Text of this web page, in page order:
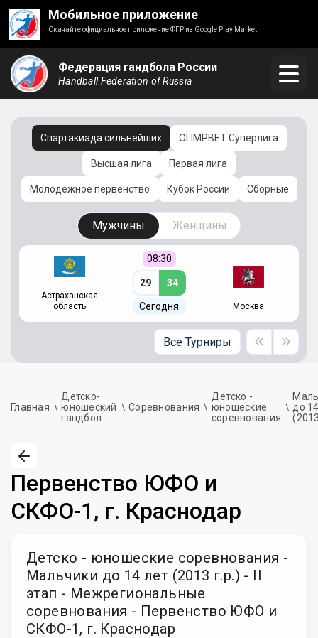
Мобильное приложение
Скачайте официальное приложение ФГР из Google Play Market
Федерация гандбола России
Handball Federation of Russia
Спартакиада сильнейших OLIMPBET Суперлига
Высшая лига Первая лига
Молодежное первенство Кубок России Сборные
Мужчины Женщины
Астраханская
область
08:30
29 34
Сегодня Москва
Все Турниры
Главная
Детско-
юношеский
гандбол
Соревнования
Детско -
юношеские
соревнования
до
Первенство ЮФО и
СКФО-1, г. Краснодар
Детско - юношеские соревнования -
Мальчики до 14 лет (2013 г.р.) - II
этап - Межрегиональные
соревнования - Первенство ЮФО и
СКФО-1, г. Краснодар